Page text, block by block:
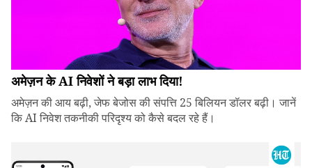
अमेज़न के AI निवेशों ने बड़ा लाभ दिया!
अमेज़न की आय बढ़ी, जेफ बेजोस की संपत्ति 25 बिलियन डॉलर बढ़ी। जानें
कि AI निवेश तकनीकी परिदृश्य को कैसे बदल रहे हैं।